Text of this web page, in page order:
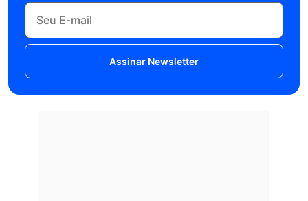
Assinar Newsletter